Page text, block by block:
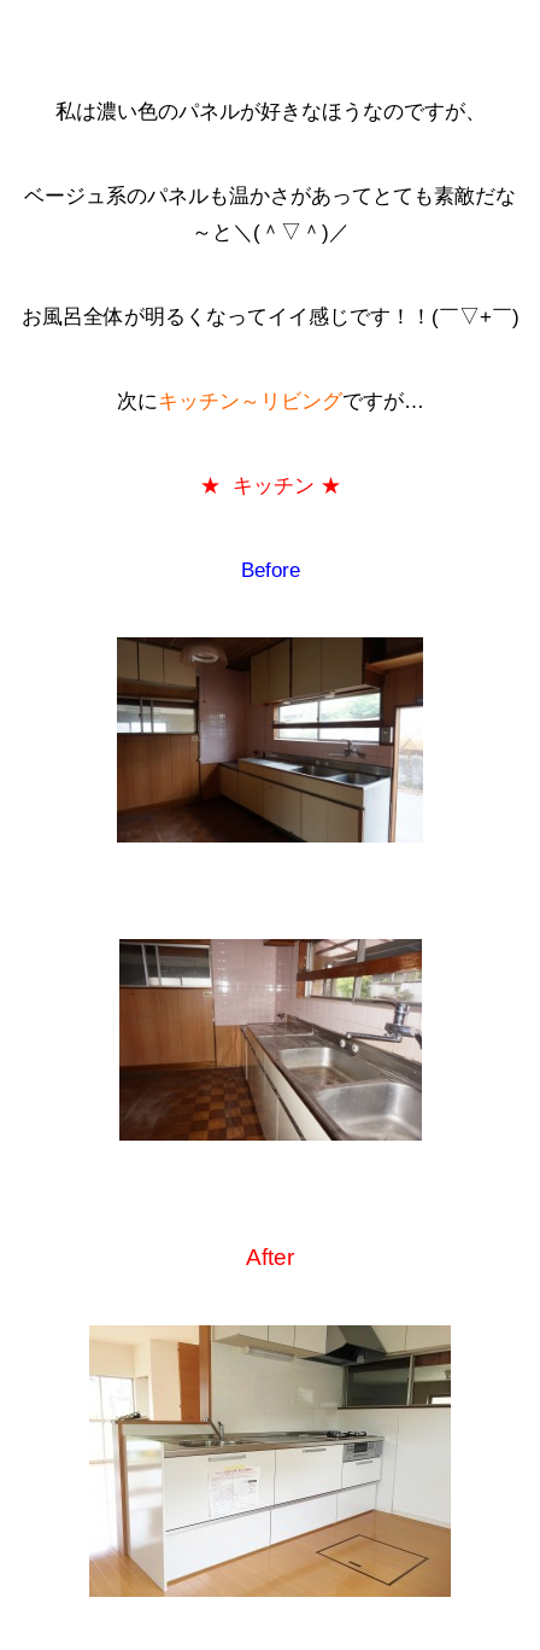
私は濃い色のパネルが好きなほうなのですが、
ベージュ系のパネルも温かさがあってとても素敵だな
～と＼(＾▽＾)／
お風呂全体が明るくなってイイ感じです！！(￣▽+￣)
次にキッチン～リビングですが…
★ キッチン ★
Before
After